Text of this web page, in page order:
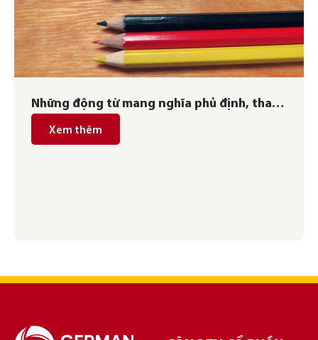
Những động từ mang nghĩa phủ định, thay
thế cho cấu trúc nicht
Xem thêm